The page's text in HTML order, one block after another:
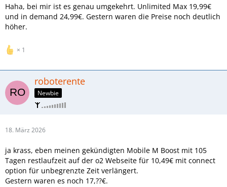
Haha, bei mir ist es genau umgekehrt. Unlimited Max 19,99€
und in demand 24,99€. Gestern waren die Preise noch deutlich
höher.
1
roboterente
Newbie
18. März 2026
ja krass, eben meinen gekündigten Mobile M Boost mit 105
Tagen restlaufzeit auf der o2 Webseite für 10,49€ mit connect
option für unbegrenzte Zeit verlängert.
Gestern waren es noch 17,??€.